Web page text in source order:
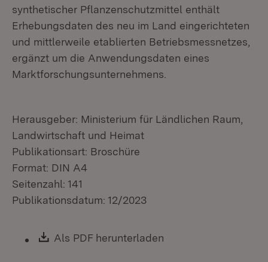
synthetischer Pflanzenschutzmittel enthält
Erhebungsdaten des neu im Land eingerichteten
und mittlerweile etablierten Betriebsmessnetzes,
ergänzt um die Anwendungsdaten eines
Marktforschungsunternehmens.
Herausgeber: Ministerium für Ländlichen Raum,
Landwirtschaft und Heimat
Publikationsart: Broschüre
Format: DIN A4
Seitenzahl: 141
Publikationsdatum: 12/2023
Download:
Als PDF herunterladen